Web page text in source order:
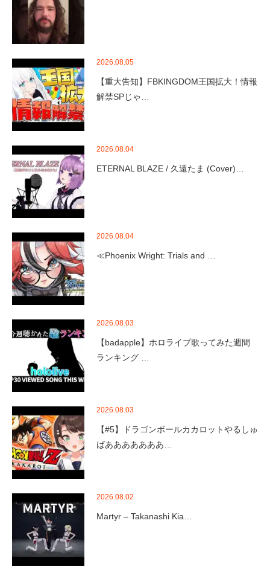
2026.08.05
【重大告知】FBKINGDOM王国拡大！情報
解禁SPじゃ…
2026.08.04
ETERNAL BLAZE / 久遠たま (Cover)…
2026.08.04
≪Phoenix Wright: Trials and …
2026.08.03
【badapple】ホロライブ歌ってみた週間
ランキング …
2026.08.03
【#5】ドラゴンボールカカロットやるしゅ
ばあああああああ…
2026.08.02
Martyr – Takanashi Kia…